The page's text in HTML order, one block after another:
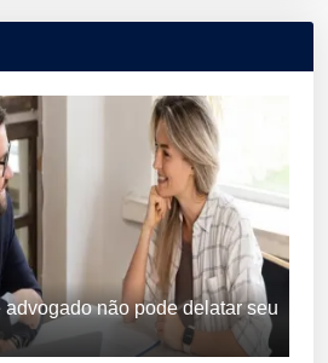
advogado não pode delatar seu